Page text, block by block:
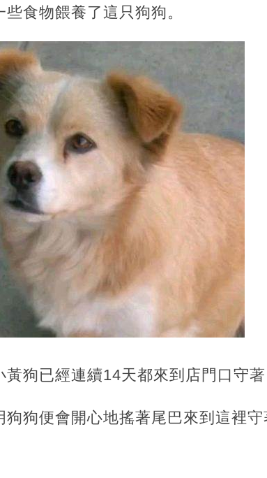
食物餵養了這只狗狗。
狗已經連續14天都來到店門口守著
狗便會開心地搖著尾巴來到這裡